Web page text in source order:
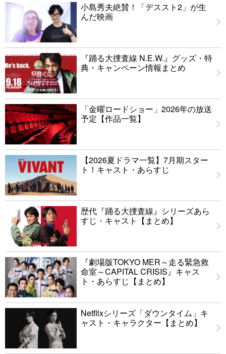
小島秀夫絶賛！「デススト2」が生
んだ映画
『踊る大捜査線 N.E.W.』グッズ・特
典・キャンペーン情報まとめ
「金曜ロードショー」2026年の放送
予定【作品一覧】
【2026夏ドラマ一覧】7月期スター
ト！キャスト・あらすじ
歴代『踊る大捜査線』シリーズあら
すじ・キャスト【まとめ】
『劇場版TOKYO MER～走る緊急救
命室～CAPITAL CRISIS』キャス
ト・あらすじ【まとめ】
Netflixシリーズ「ダウンタイム」キ
ャスト・キャラクター【まとめ】